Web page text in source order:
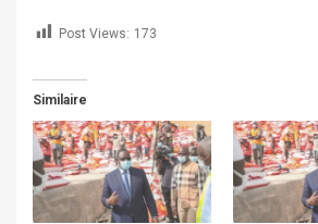
Post Views: 173
Similaire